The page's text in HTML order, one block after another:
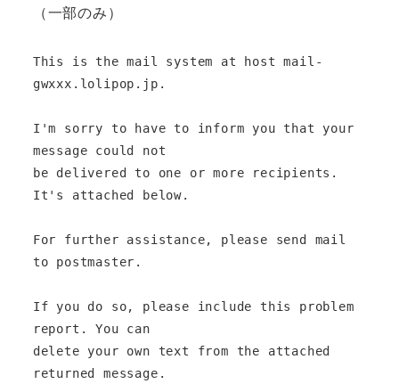
（一部のみ）
This is the mail system at host mail-
gwxxx.lolipop.jp.
I'm sorry to have to inform you that your
message could not
be delivered to one or more recipients.
It's attached below.
For further assistance, please send mail
to postmaster.
If you do so, please include this problem
report. You can
delete your own text from the attached
returned message.